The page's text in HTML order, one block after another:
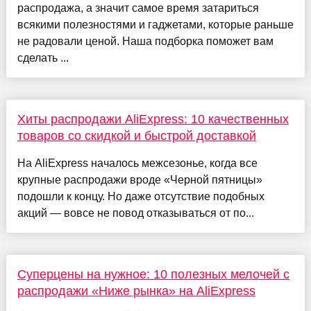
распродажа, а значит самое время затариться
всякими полезностями и гаджетами, которые раньше
не радовали ценой. Наша подборка поможет вам
сделать ...
Хиты распродажи AliExpress: 10 качественных
товаров со скидкой и быстрой доставкой
На AliExpress началось межсезонье, когда все
крупные распродажи вроде «Черной пятницы»
подошли к концу. Но даже отсутствие подобных
акций — вовсе не повод отказываться от по...
Суперцены на нужное: 10 полезных мелочей с
распродажи «Ниже рынка» на AliExpress